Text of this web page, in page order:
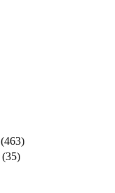
(463)
(35)